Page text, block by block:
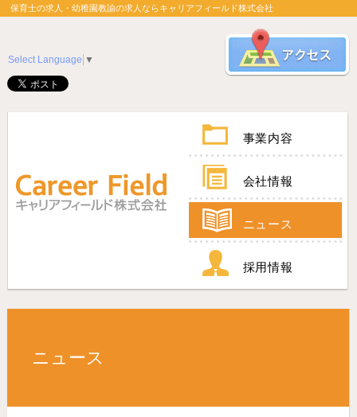
保育士の求人・幼稚園教諭の求人ならキャリアフィールド株式会社
Select Language ▼
事業内容
会社情報
ニュース
採用情報
ニュース